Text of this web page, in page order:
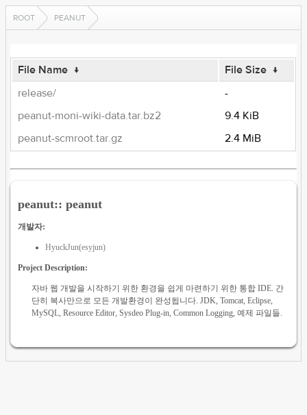
ROOT PEANUT
File Name ↓ File Size ↓
release/
-
peanut-moni-wiki-data.tar.bz2
9.4 KiB
peanut-scmroot.tar.gz
2.4 MiB
peanut:: peanut
개발자:
HyuckJun(esyjun)
Project Description:
자바 웹 개발을 시작하기 위한 환경을 쉽게 마련하기 위한 통합 IDE. 간
단히 복사만으로 모든 개발환경이 완성됩니다. JDK, Tomcat, Eclipse,
MySQL, Resource Editor, Sysdeo Plug-in, Common Logging, 예제 파일들.